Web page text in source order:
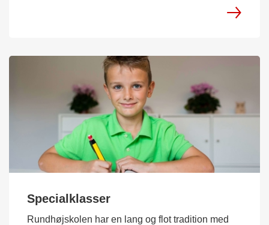
Specialklasser
Rundhøjskolen har en lang og flot tradition med